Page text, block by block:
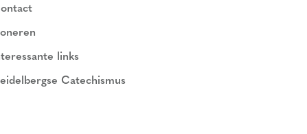
links
Catechismus